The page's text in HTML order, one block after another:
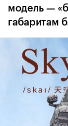
модель —
габаритам